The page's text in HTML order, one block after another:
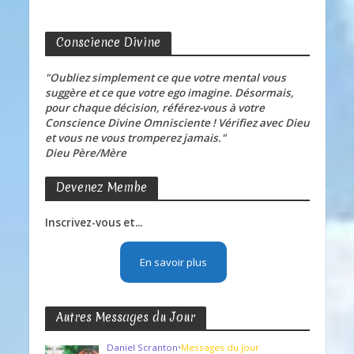
Conscience Divine
"Oubliez simplement ce que votre mental vous
suggère et ce que votre ego imagine. Désormais,
pour chaque décision, référez-vous à votre
Conscience Divine Omnisciente ! Vérifiez avec Dieu
et vous ne vous tromperez jamais."
Dieu Père/Mère
Devenez Membe
Inscrivez-vous et...
En savoir plus
Autres Messages du Jour
Daniel Scranton•Messages du jour